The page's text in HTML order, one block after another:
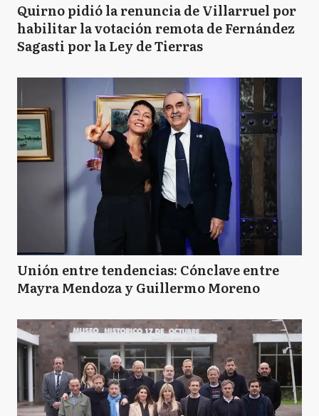
Quirno pidió la renuncia de Villarruel por
habilitar la votación remota de Fernández
Sagasti por la Ley de Tierras
Unión entre tendencias: Cónclave entre
Mayra Mendoza y Guillermo Moreno